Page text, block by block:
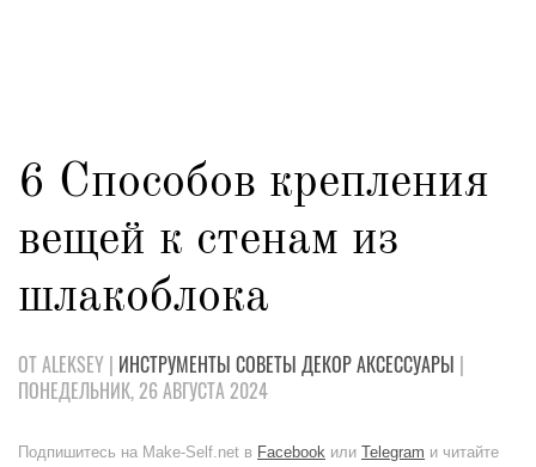
6 Способов крепления
вещей к стенам из
шлакоблока
ОТ ALEKSEY | ИНСТРУМЕНТЫ СОВЕТЫ ДЕКОРАКСЕССУАРЫ |
ПОНЕДЕЛЬНИК, 26 АВГУСТА 2024
Подпишитесь на Make-Self.net в Facebook или Telegram и читайте